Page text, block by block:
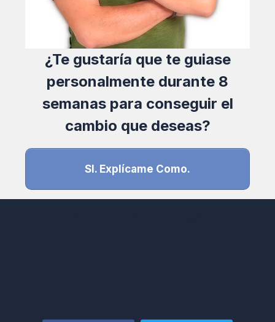
¿Te gustaría que te guiase
personalmente durante 8
semanas para conseguir el
cambio que deseas?
SI. Explícame Como.